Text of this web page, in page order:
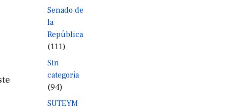
Senado de
la
República
(111)
Sin
categoría
(94)
SUTEYM